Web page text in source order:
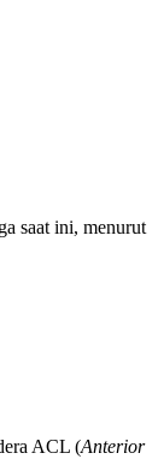
saat ini, menurut
ACL (Anterior